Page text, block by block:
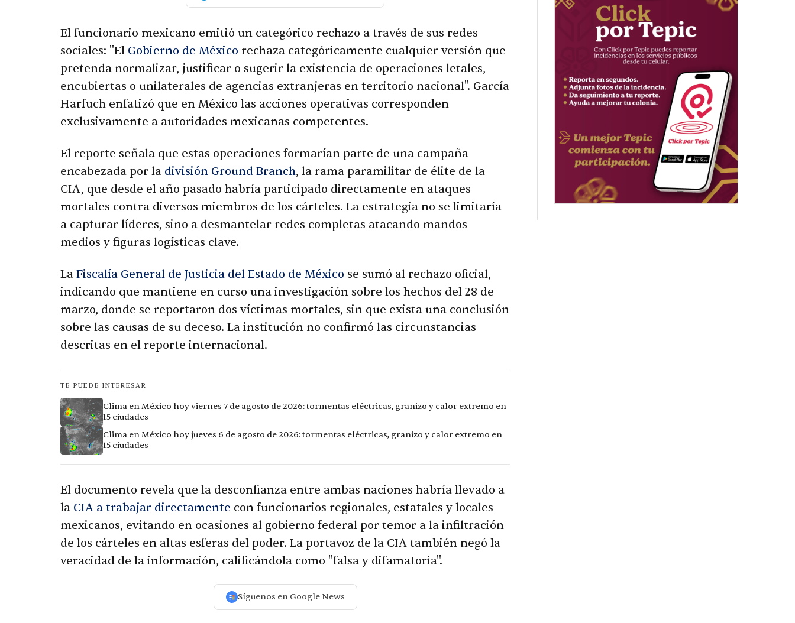
El funcionario mexicano emitió un categórico rechazo a través de sus redes
sociales: "El Gobierno de México rechaza categóricamente cualquier versión que
pretenda normalizar, justificar o sugerir la existencia de operaciones letales,
encubiertas o unilaterales de agencias extranjeras en territorio nacional". García
Harfuch enfatizó que en México las acciones operativas corresponden
exclusivamente a autoridades mexicanas competentes.
El reporte señala que estas operaciones formarían parte de una campaña
encabezada por la división Ground Branch, la rama paramilitar de élite de la
CIA, que desde el año pasado habría participado directamente en ataques
mortales contra diversos miembros de los cárteles. La estrategia no se limitaría
a capturar líderes, sino a desmantelar redes completas atacando mandos
medios y figuras logísticas clave.
La Fiscalía General de Justicia del Estado de México se sumó al rechazo oficial,
indicando que mantiene en curso una investigación sobre los hechos del 28 de
marzo, donde se reportaron dos víctimas mortales, sin que exista una conclusión
sobre las causas de su deceso. La institución no confirmó las circunstancias
descritas en el reporte internacional.
TE PUEDE INTERESAR
Clima en México hoy viernes 7 de agosto de 2026: tormentas eléctricas, granizo y calor extremo en
15 ciudades
Clima en México hoy jueves 6 de agosto de 2026: tormentas eléctricas, granizo y calor extremo en
15 ciudades
El documento revela que la desconfianza entre ambas naciones habría llevado a
la CIA a trabajar directamente con funcionarios regionales, estatales y locales
mexicanos, evitando en ocasiones al gobierno federal por temor a la infiltración
de los cárteles en altas esferas del poder. La portavoz de la CIA también negó la
veracidad de la información, calificándola como "falsa y difamatoria".
Síguenos en Google News